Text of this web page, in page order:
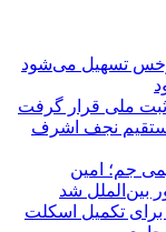
تسهیل می‌شود
مستقیم نجف اشرف
جم؛ امین
بین‌الملل شد
برای تکمیل اسکلت